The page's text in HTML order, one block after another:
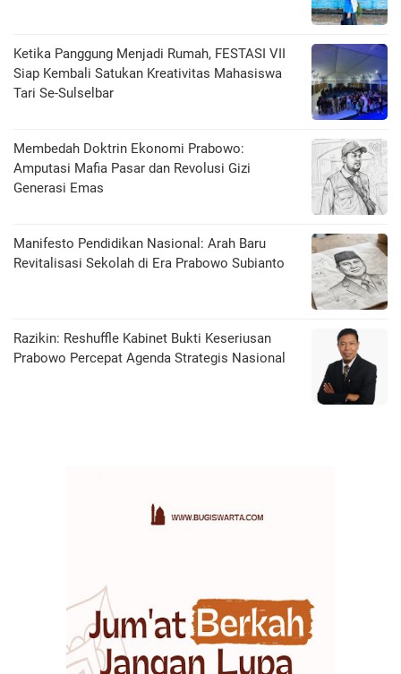
Ketika Panggung Menjadi Rumah, FESTASI VII
Siap Kembali Satukan Kreativitas Mahasiswa
Tari Se-Sulselbar
Membedah Doktrin Ekonomi Prabowo:
Amputasi Mafia Pasar dan Revolusi Gizi
Generasi Emas
Manifesto Pendidikan Nasional: Arah Baru
Revitalisasi Sekolah di Era Prabowo Subianto
Razikin: Reshuffle Kabinet Bukti Keseriusan
Prabowo Percepat Agenda Strategis Nasional